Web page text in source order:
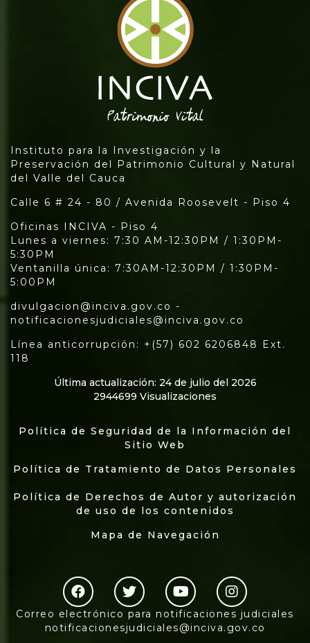
Instituto para la Investigación y la
Preservación del Patrimonio Cultural y Natural
del Valle del Cauca
Calle 6 # 24 - 80 / Avenida Roosevelt - Piso 4
Oficinas INCIVA - Piso 4
Lunes a viernes: 7:30 AM-12:30PM / 1:30PM-
5:30PM
Ventanilla única: 7:30AM-12:30PM / 1:30PM-
5:00PM
divulgacion@inciva.gov.co -
notificacionesjudiciales@inciva.gov.co
Línea anticorrupción: +(57) 602 6206848 Ext.
118
Última actualización: 24 de julio del 2026
2944699 Visualizaciones
Política de Seguridad de la Información del
Sitio Web
Política de Tratamiento de Datos Personales
Política de Derechos de Autor y autorización
de uso de los contenidos
Mapa de Navegación
Correo electrónico para notificaciones judiciales
notificacionesjudiciales@inciva.gov.co